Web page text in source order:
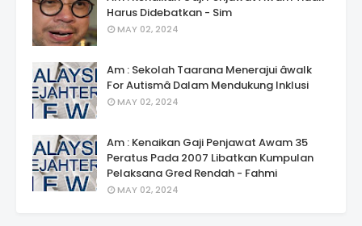
Harus Didebatkan - Sim
MAY 02, 2024
Am : Sekolah Taarana Menerajui âwalk
For Autismâ Dalam Mendukung Inklusi
MAY 02, 2024
Am : Kenaikan Gaji Penjawat Awam 35
Peratus Pada 2007 Libatkan Kumpulan
Pelaksana Gred Rendah - Fahmi
MAY 02, 2024